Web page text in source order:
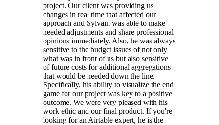
project. Our client was providing us
changes in real time that affected our
approach and Sylvain was able to make
needed adjustments and share professional
opinions immediately. Also, he was always
sensitive to the budget issues of not only
what was in front of us but also sensitive
of future costs for additional aggregations
that would be needed down the line.
Specifically, his ability to visualize the end
game for our project was key to a positive
outcome. We were very pleased with his
work ethic and our final product. If you're
looking for an Airtable expert, he is the